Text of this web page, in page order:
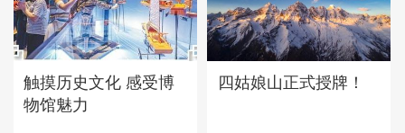
触摸历史文化 感受博
物馆魅力
四姑娘山正式授牌！